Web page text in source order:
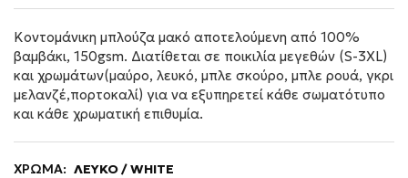
Κοντομάνικη μπλούζα μακό αποτελούμενη από 100%
βαμβάκι, 150gsm. Διατίθεται σε ποικιλία μεγεθών (S-3XL)
και χρωμάτων(μαύρο, λευκό, μπλε σκούρο, μπλε ρουά, γκρι
μελανζέ,πορτοκαλί) για να εξυπηρετεί κάθε σωματότυπο
και κάθε χρωματική επιθυμία.
ΧΡΩΜΑ: ΛΕΥΚΟ / WHITE